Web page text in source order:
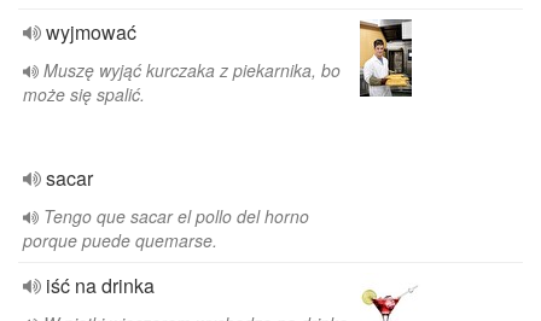
wyjmować
Muszę wyjąć kurczaka z piekarnika, bo
może się spalić.
sacar
Tengo que sacar el pollo del horno
porque puede quemarse.
iść na drinka